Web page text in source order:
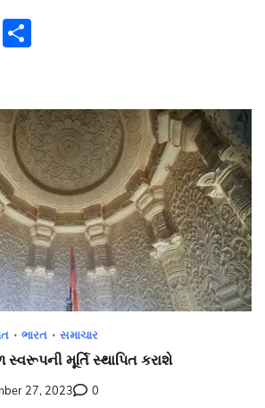
WhatsApp
ભારત સમાચાર
મૂર્તિ સ્થાપિત કરાશે
27, 2023 0